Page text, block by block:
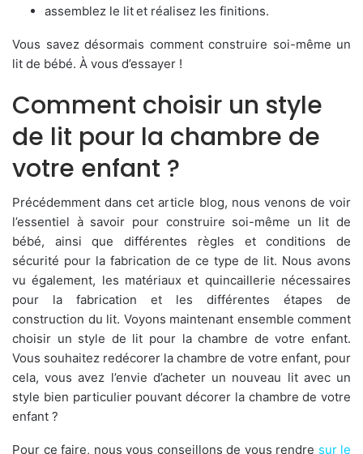
assemblez le lit et réalisez les finitions.
Vous savez désormais comment construire soi-même un
lit de bébé. À vous d’essayer !
Comment choisir un style
de lit pour la chambre de
votre enfant ?
Précédemment dans cet article blog, nous venons de voir
l’essentiel à savoir pour construire soi-même un lit de
bébé, ainsi que différentes règles et conditions de
sécurité pour la fabrication de ce type de lit. Nous avons
vu également, les matériaux et quincaillerie nécessaires
pour la fabrication et les différentes étapes de
construction du lit. Voyons maintenant ensemble comment
choisir un style de lit pour la chambre de votre enfant.
Vous souhaitez redécorer la chambre de votre enfant, pour
cela, vous avez l’envie d’acheter un nouveau lit avec un
style bien particulier pouvant décorer la chambre de votre
enfant ?
Pour ce faire, nous vous conseillons de vous rendre sur le